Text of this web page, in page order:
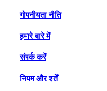
गोपनीयता नीति
हमारे बारे में
संपर्क करें
नियम और शर्तें